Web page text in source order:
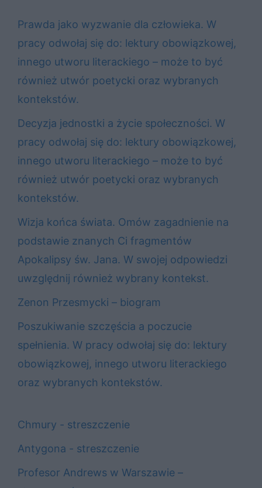
Prawda jako wyzwanie dla człowieka. W
pracy odwołaj się do: lektury obowiązkowej,
innego utworu literackiego – może to być
również utwór poetycki oraz wybranych
kontekstów.
Decyzja jednostki a życie społeczności. W
pracy odwołaj się do: lektury obowiązkowej,
innego utworu literackiego – może to być
również utwór poetycki oraz wybranych
kontekstów.
Wizja końca świata. Omów zagadnienie na
podstawie znanych Ci fragmentów
Apokalipsy św. Jana. W swojej odpowiedzi
uwzględnij również wybrany kontekst.
Zenon Przesmycki – biogram
Poszukiwanie szczęścia a poczucie
spełnienia. W pracy odwołaj się do: lektury
obowiązkowej, innego utworu literackiego
oraz wybranych kontekstów.
Chmury - streszczenie
Antygona - streszczenie
Profesor Andrews w Warszawie –